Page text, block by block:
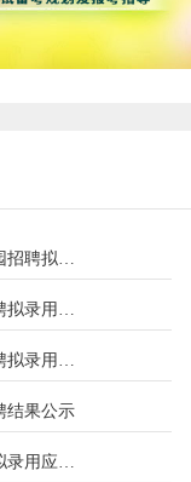
招聘拟录用人员名单公
录用人员公示
拟录用人员名单公示
结果公示
录用应届毕业生第三批